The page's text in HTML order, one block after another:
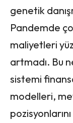
genetik
Pandemde
maliyetleri
artmadı. Bu
sistemi
modelleri,